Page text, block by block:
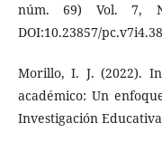
núm. 69) Vol. 7,
DOI:10.23857/
Morillo, I. J. (2022).
académico: Un
Investigación